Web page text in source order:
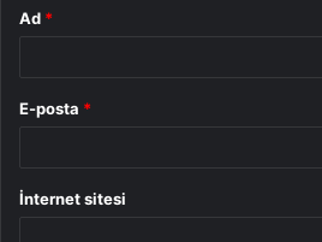
Ad *
E-posta *
İnternet sitesi